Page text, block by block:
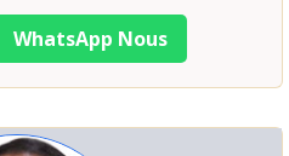
WhatsApp Nous